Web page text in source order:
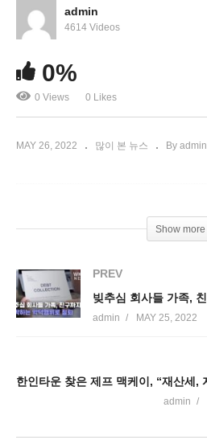
말 3%’
admin
4614 Videos
0%
0 Views 0 Likes
MAY 26, 2022 많이 본 뉴스 By admin
Show more
PREV
admin MAY 25, 2022
admin